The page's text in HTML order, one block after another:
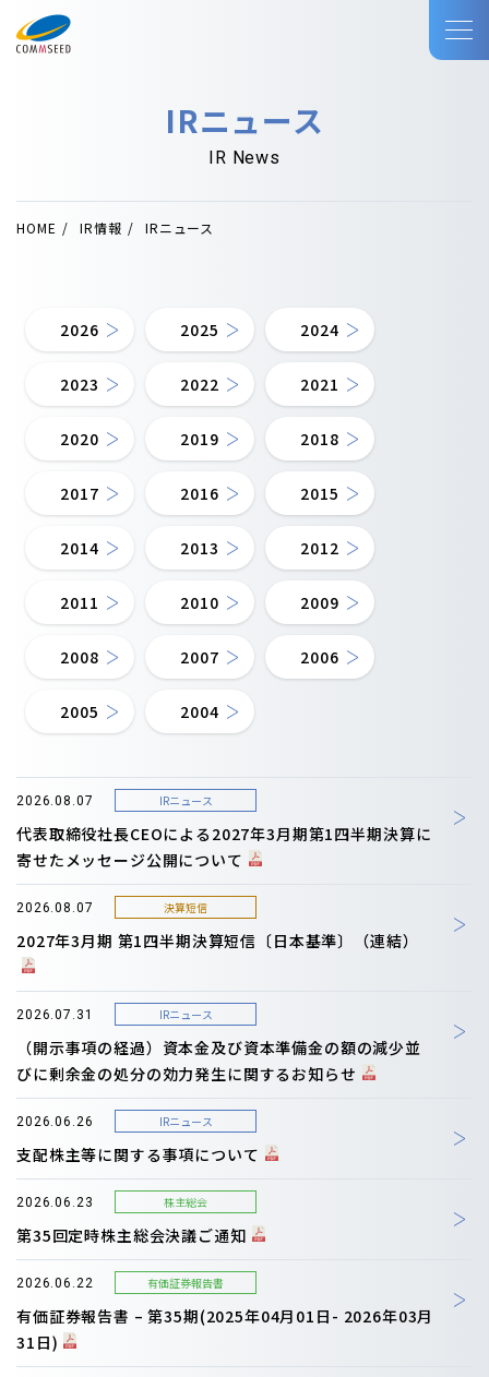
IRニュース
IR News
HOME IR情報 IRニュース
2026 2025 2024
2023 2022 2021
2020 2019 2018
2017 2016 2015
2014 2013 2012
2011 2010 2009
2008 2007 2006
2005 2004
2026.08.07 IRニュース
代表取締役社長CEOによる2027年3月期第1四半期決算に
寄せたメッセージ公開について
2026.08.07 決算短信
2027年3月期 第1四半期決算短信〔日本基準〕（連結）
2026.07.31 IRニュース
（開示事項の経過）資本金及び資本準備金の額の減少並
びに剰余金の処分の効力発生に関するお知らせ
2026.06.26 IRニュース
支配株主等に関する事項について
2026.06.23 株主総会
第35回定時株主総会決議ご通知
2026.06.22 有価証券報告書
有価証券報告書 – 第35期(2025年04月01日- 2026年03月
31日)